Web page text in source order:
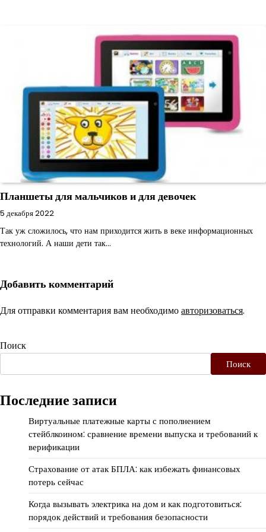
Планшеты для мальчиков и для девочек
5 декабря 2022
Так уж сложилось, что нам приходится жить в веке информационных
технологий. А наши дети так…
Добавить комментарий
Для отправки комментария вам необходимоавторизоваться.
Поиск
Поиск
Последние записи
Виртуальные платежные карты с пополнением
стейблкоином: сравнение времени выпуска и требований к
верификации
Страхование от атак БПЛА: как избежать финансовых
потерь сейчас
Когда вызывать электрика на дом и как подготовиться:
порядок действий и требования безопасности